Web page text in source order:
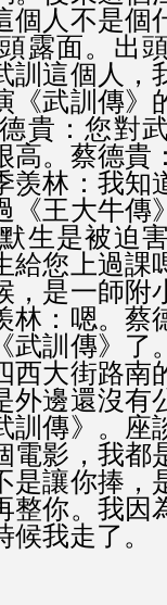
個人不是個
露面。出
訓這個人，
《武訓傳》
貴：您對
高。蔡德貴
羡林：我知
《王大牛傳
生是被迫
給您上過課
，是一師附
林：嗯。蔡
武訓傳》了
西大街路南
外邊還沒有
訓傳》。座
電影，我都
是讓你捧，
整你。我因
我走了。